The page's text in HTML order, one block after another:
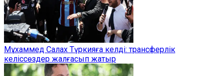
Мұхаммед Салах Түркияға келді: трансферлік
келіссөздер жалғасып жатыр